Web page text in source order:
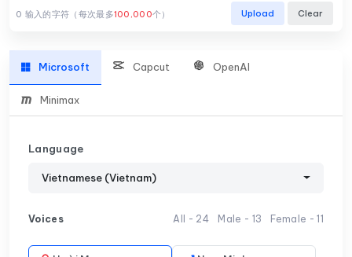
0 输入的字符（每次最多100,000个） Upload Clear
Microsoft Capcut OpenAI
Minimax
Language
Vietnamese (Vietnam)
Voices All - 24 Male - 13 Female -11